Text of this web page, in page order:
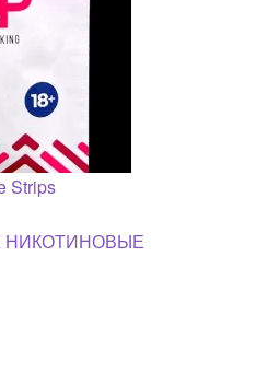
Strips
НИКОТИНОВЫЕ